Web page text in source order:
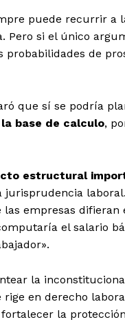
puede recurrir a
Pero si el único
probabilidades de
que sí se podría
base de calculo,
estructural
empresas difieran
el salario
la
en derecho
la